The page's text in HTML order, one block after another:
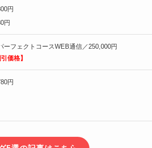
円
円
フェクトコースWEB通信／250,000円
価格】
円